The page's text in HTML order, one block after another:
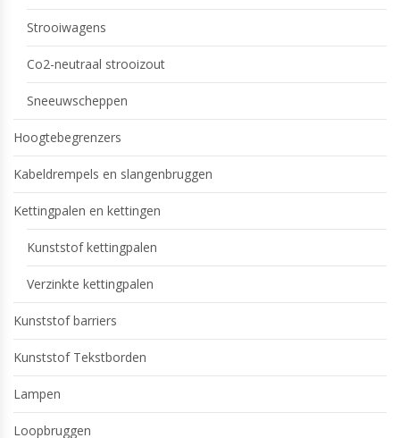
Strooiwagens
Co2-neutraal strooizout
Sneeuwscheppen
Hoogtebegrenzers
Kabeldrempels en slangenbruggen
Kettingpalen en kettingen
Kunststof kettingpalen
Verzinkte kettingpalen
Kunststof barriers
Kunststof Tekstborden
Lampen
Loopbruggen